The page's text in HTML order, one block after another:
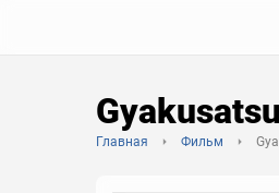
Главная Фильм